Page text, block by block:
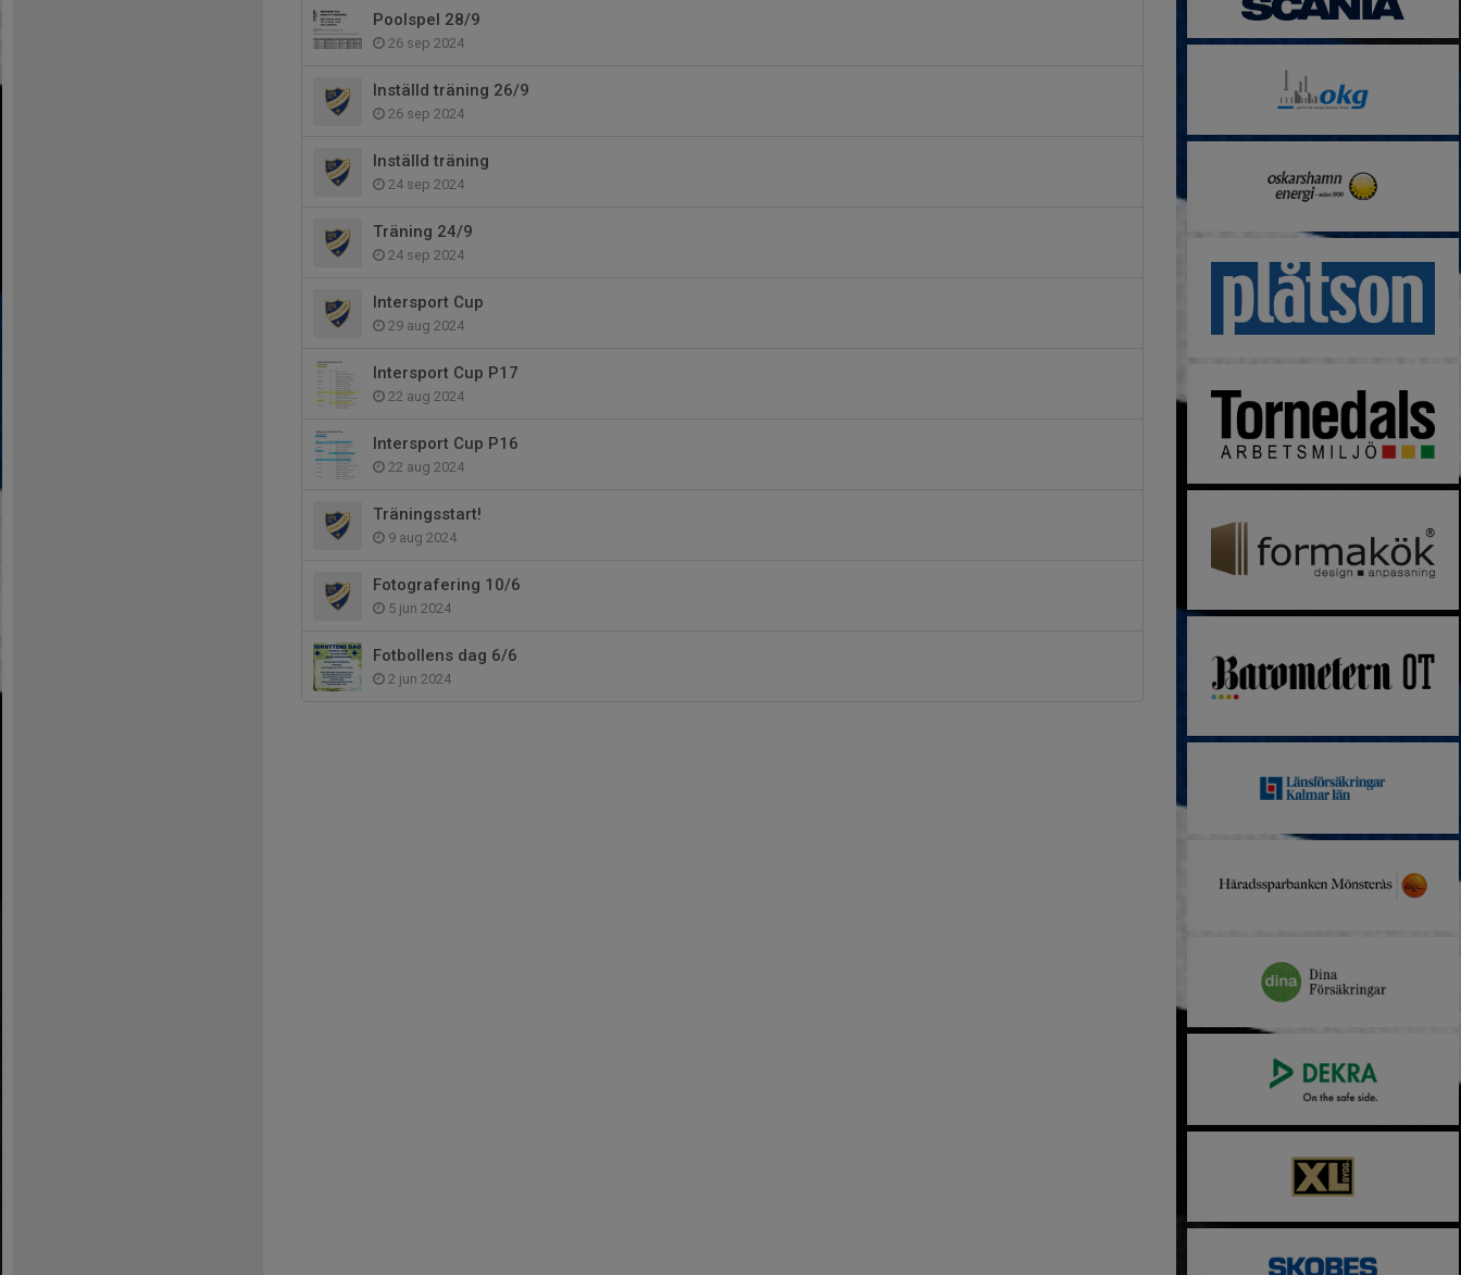
Poolspel 28/9
26 sep 2024
Inställd träning 26/9
26 sep 2024
Inställd träning
24 sep 2024
Träning 24/9
24 sep 2024
Intersport Cup
29 aug 2024
Intersport Cup P17
22 aug 2024
Intersport Cup P16
22 aug 2024
Träningsstart!
9 aug 2024
Fotografering 10/6
5 jun 2024
Fotbollens dag 6/6
2 jun 2024